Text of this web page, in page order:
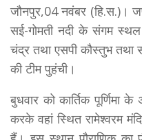
जौनपुर,04 नवंबर (हि.स.)।
सई-गोमती नदी के संगम
चंद्र तथा एसपी कौस्तुभ तथा
की टीम पुहंची।
बुधवार को कार्तिक पूर्णिमा
करके वहां स्थित रामेश्वरम